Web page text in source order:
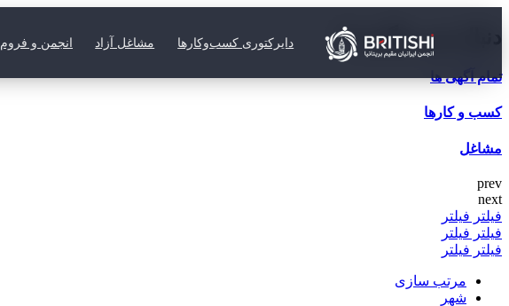
دایرکتوری کسب‌وکارها مشاغل آزاد انجمن و فروم دنبال چی میگردی؟
تمام آگهی ها
کسب و کارها
مشاغل
prev
next
فیلتر فیلتر
فیلتر فیلتر
فیلتر فیلتر
مرتب سازی
شهر